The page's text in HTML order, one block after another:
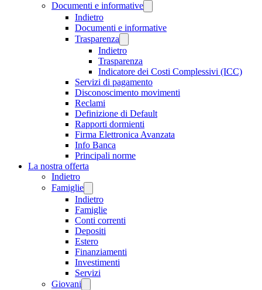
Documenti e informative
Indietro
Documenti e informative
Trasparenza
Indietro
Trasparenza
Indicatore dei Costi Complessivi (ICC)
Servizi di pagamento
Disconoscimento movimenti
Reclami
Definizione di Default
Rapporti dormienti
Firma Elettronica Avanzata
Info Banca
Principali norme
La nostra offerta
Indietro
Famiglie
Indietro
Famiglie
Conti correnti
Depositi
Estero
Finanziamenti
Investimenti
Servizi
Giovani